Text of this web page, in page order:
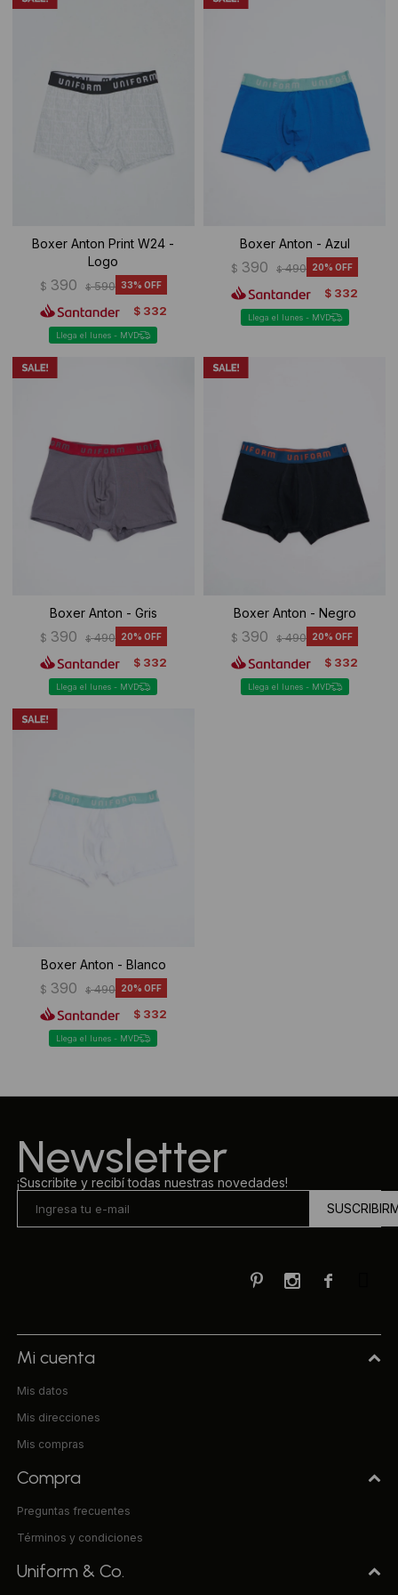
Boxer Anton Print W24 -
Logo
$ 390 $ 590 33
$ 332
Llega el lunes - MVD
Boxer Anton - Azul
$ 390 $ 490 20
$ 332
Llega el lunes - MVD
Boxer Anton - Gris
$ 390 $ 490 20
$ 332
Llega el lunes - MVD
Boxer Anton - Negro
$ 390 $ 490 20
$ 332
Llega el lunes - MVD
Boxer Anton - Blanco
$ 390 $ 490 20
$ 332
Llega el lunes - MVD
Newsletter
¡Suscribite y recibí todas nuestras novedades!

 
Mi cuenta
Mis datos
Mis direcciones
Mis compras
Compra
Preguntas frecuentes
Términos y condiciones
Uniform & Co.
Canguros
Shorts de baño
Sherpas
Vestidos